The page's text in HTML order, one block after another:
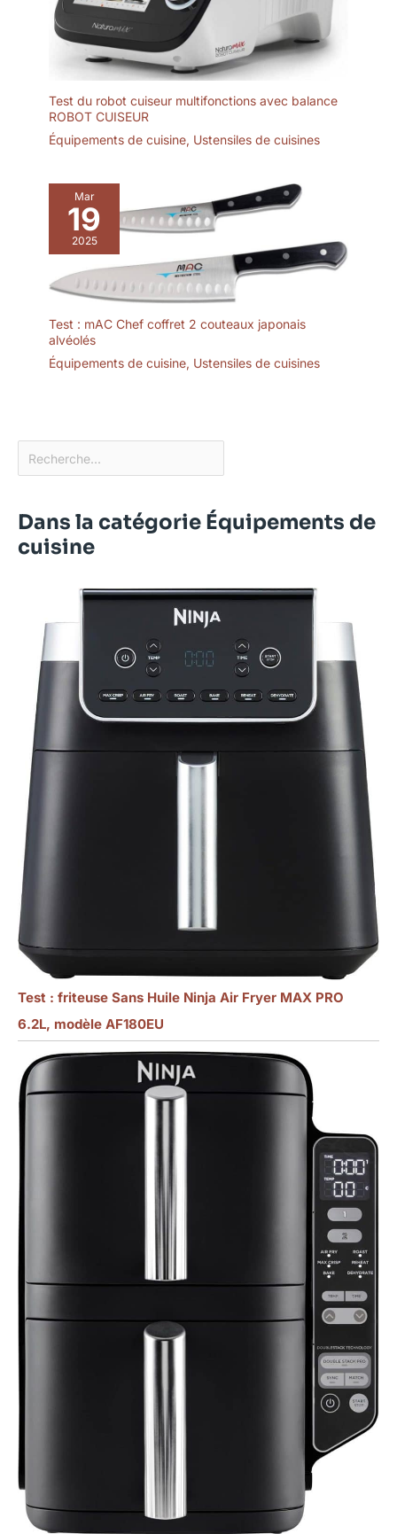
Test du robot cuiseur multifonctions avec balance
ROBOT CUISEUR
Équipements de cuisine, Ustensiles de cuisines
Mar
19
2025
Test : mAC Chef coffret 2 couteaux japonais
alvéolés
Équipements de cuisine, Ustensiles de cuisines
Dans la catégorie Équipements de
cuisine
Test : friteuse Sans Huile Ninja Air Fryer MAX PRO
6.2L, modèle AF180EU